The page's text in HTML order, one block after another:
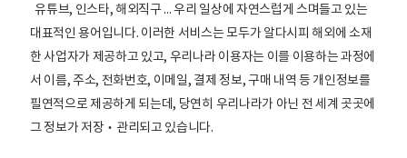
유튜브, 인스타, 해외직구 ... 우리 일상에 자연스럽게 스며들고 있는
대표적인 용어입니다. 이러한 서비스는 모두가 알다시피 해외에 소재
한 사업자가 제공하고 있고, 우리나라 이용자는 이를 이용하는 과정에
서 이름, 주소, 전화번호, 이메일, 결제 정보, 구매 내역 등 개인정보를
필연적으로 제공하게 되는데, 당연히 우리나라가 아닌 전 세계 곳곳에
그 정보가 저장‧관리되고 있습니다.